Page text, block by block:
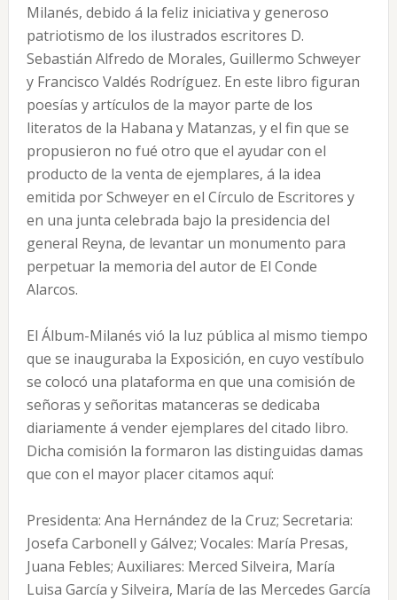
Milanés, debido á la feliz iniciativa y generoso
patriotismo de los ilustrados escritores D.
Sebastián Alfredo de Morales, Guillermo Schweyer
y Francisco Valdés Rodríguez. En este libro figuran
poesías y artículos de la mayor parte de los
literatos de la Habana y Matanzas, y el fin que se
propusieron no fué otro que el ayudar con el
producto de la venta de ejemplares, á la idea
emitida por Schweyer en el Círculo de Escritores y
en una junta celebrada bajo la presidencia del
general Reyna, de levantar un monumento para
perpetuar la memoria del autor de El Conde
Alarcos.
El Álbum-Milanés vió la luz pública al mismo tiempo
que se inauguraba la Exposición, en cuyo vestíbulo
se colocó una plataforma en que una comisión de
señoras y señoritas matanceras se dedicaba
diariamente á vender ejemplares del citado libro.
Dicha comisión la formaron las distinguidas damas
que con el mayor placer citamos aquí:
Presidenta: Ana Hernández de la Cruz; Secretaria:
Josefa Carbonell y Gálvez; Vocales: María Presas,
Juana Febles; Auxiliares: Merced Silveira, María
Luisa García y Silveira, María de las Mercedes García